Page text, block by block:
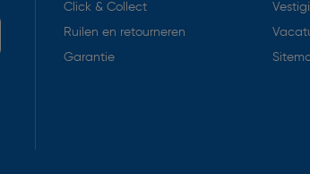
Click & Collect
Ruilen en retourneren
Garantie